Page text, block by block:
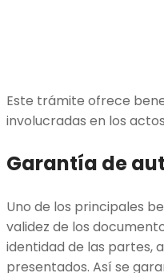
Este trámite ofrece
involucradas en los
Garantía de
Uno de los principales
validez de los
identidad de las partes,
presentados. Así se